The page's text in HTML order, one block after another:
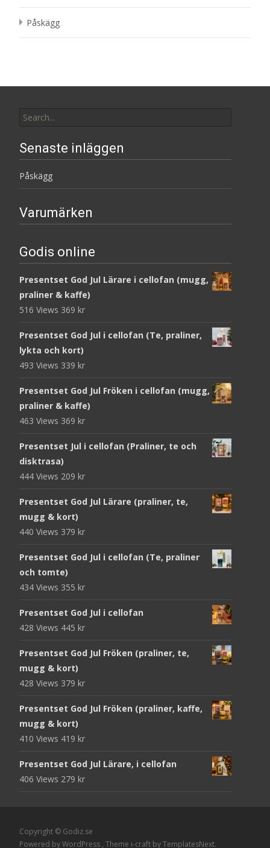
Påskägg
for:
Senaste inläggen
Påskägg
Varumärken
Godis online
Presentset God Jul Lärare i cellofan (mugg,
praliner & kaffe)
516 Views 369 kr
Presentset God Jul i cellofan (Te, praliner,
lykta och kort)
493 Views 339 kr
Presentset God Jul Fröken i cellofan (mugg,
praliner & kaffe)
463 Views 369 kr
Presentset Jul i cellofan (Praliner, te och
disktrasa)
444 Views 209 kr
Presentset God Jul Lärare (praliner, te,
mugg & kort)
440 Views 379 kr
Presentset God Jul i cellofan (Te, praliner
och tomte)
434 Views 355 kr
Presentset God Jul i cellofan
428 Views 445 kr
Presentset God Jul Fröken (praliner, te,
mugg & kort)
428 Views 379 kr
Presentset God Jul Fröken (praliner, kaffe,
mugg & kort)
410 Views 419 kr
Presentset God Jul Lärare, i cellofan
406 Views 279 kr
Copyright © Godiz.se
Powered by WordPress , Theme i-craft by TemplatesNext.